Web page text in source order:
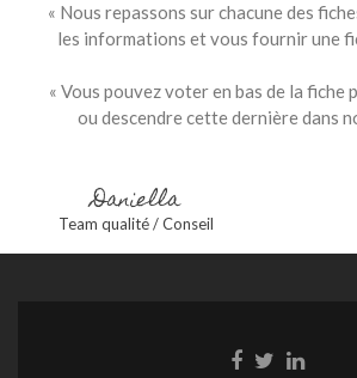
« Nous repassons sur chacune des
les informations et vous fournir une
« Vous pouvez voter en bas de la fiche
ou descendre cette dernière dans
Daniella
Team qualité / Conseil